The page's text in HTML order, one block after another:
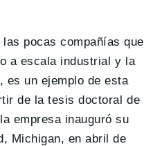
las pocas compañías que
a escala industrial y la
es un ejemplo de esta
de la tesis doctoral de
empresa inauguró su
Michigan, en abril de